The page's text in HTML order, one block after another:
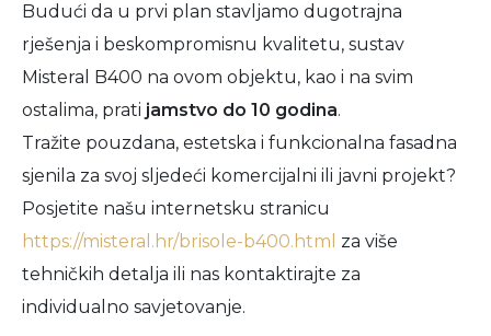
Budući da u prvi plan stavljamo dugotrajna
rješenja i beskompromisnu kvalitetu, sustav
Misteral B400 na ovom objektu, kao i na svim
ostalima, prati jamstvo do 10 godina.
Tražite pouzdana, estetska i funkcionalna fasadna
sjenila za svoj sljedeći komercijalni ili javni projekt?
Posjetite našu internetsku stranicu
https://misteral.hr/brisole-b400.html za više
tehničkih detalja ili nas kontaktirajte za
individualno savjetovanje.